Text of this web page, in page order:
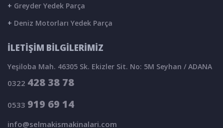
+ Greyder Yedek Parça
+ Deniz Motorları Yedek Parça
İLETİŞİM BİLGİLERİMİZ
Yeşiloba Mah. 46305 Sk. Ekizler Sit. No: 5M Seyhan / ADANA
0322 428 38 78
0533 919 69 14
info@selmakismakinalari.com